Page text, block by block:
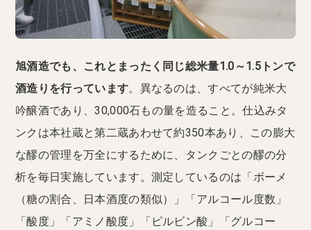
旭酒造でも、これとまったく同じ総米量1.0～1.5トンで
酒造りを行っています。異なるのは、すべてが純米大
吟醸酒であり、30,000石もの量を造ること。仕込みタ
ンクは本社蔵と第二蔵あわせて約350本あり、この膨大
な醪の管理を万全にするために、タンクごとの醪の分
析を毎日実施しています。測定しているのは「ボーメ
（糖の割合、日本酒度の類似）」「アルコール度数」
「酸度」「アミノ酸度」「ピルビン酸」「グルコー